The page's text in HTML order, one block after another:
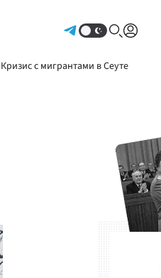
Кризис с мигрантами в Сеуте